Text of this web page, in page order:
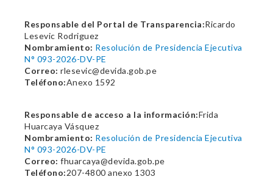
Responsable del Portal de Transparencia:Ricardo
Lesevic Rodriguez
Nombramiento: Resolución de Presidencia Ejecutiva
N° 093-2026-DV-PE
Correo: rlesevic@devida.gob.pe
Teléfono:Anexo 1592
Responsable de acceso a la información:Frida
Huarcaya Vásquez
Nombramiento: Resolución de Presidencia Ejecutiva
N° 093-2026-DV-PE
Correo: fhuarcaya@devida.gob.pe
Teléfono:207-4800 anexo 1303